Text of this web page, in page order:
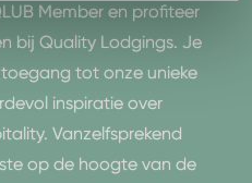
Member en profiteer
bij Quality Lodgings. Je
tot onze unieke
inspiratie over
Vanzelfsprekend
op de hoogte van de